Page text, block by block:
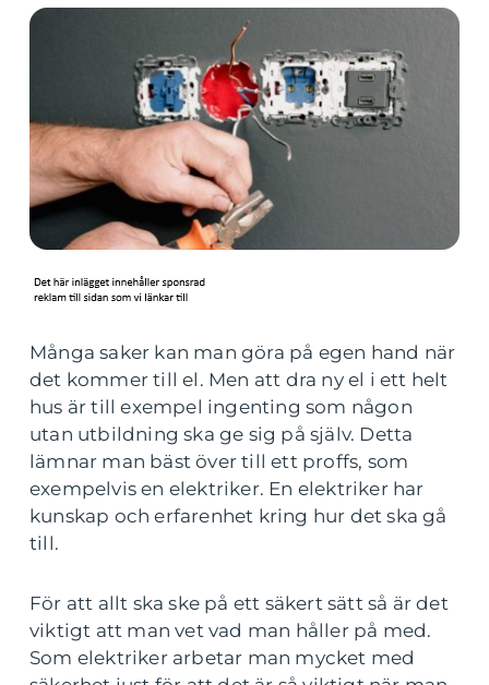
Många saker kan man göra på egen hand när
det kommer till el. Men att dra ny el i ett helt
hus är till exempel ingenting som någon
utan utbildning ska ge sig på själv. Detta
lämnar man bäst över till ett proffs, som
exempelvis en elektriker. En elektriker har
kunskap och erfarenhet kring hur det ska gå
till.
För att allt ska ske på ett säkert sätt så är det
viktigt att man vet vad man håller på med.
Som elektriker arbetar man mycket med